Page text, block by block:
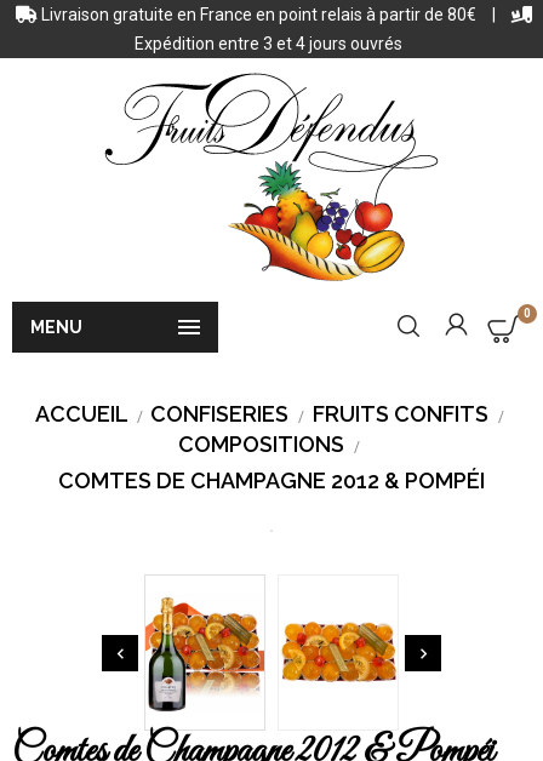
Livraison gratuite en France en point relais à partir de 80€
Expédition entre 3 et 4 jours ouvrés

MENU
0
ACCUEIL CONFISERIES
FRUITS CONFITS
COMPOSITIONS
COMTES DE CHAMPAGNE 2012 & POMPÉI
 